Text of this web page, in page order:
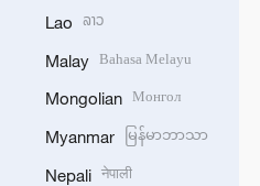
Lao ລາວ
Malay Bahasa Melayu
Mongolian Монгол
Myanmar မြန်မာဘာသာ
Nepali नेपाली